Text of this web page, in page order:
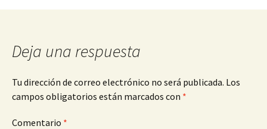
entradas
Deja una respuesta
Tu dirección de correo electrónico no será publicada. Los
campos obligatorios están marcados con *
Comentario *